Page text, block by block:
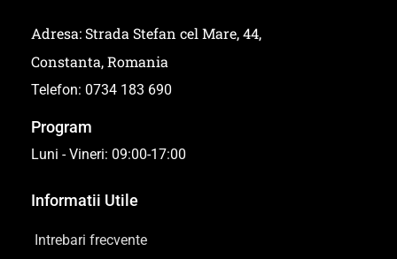
Adresa: Strada Stefan cel Mare, 44,
Constanta, Romania
Telefon: 0734 183 690
Program
Luni - Vineri: 09:00-17:00
Informatii Utile
Intrebari frecvente